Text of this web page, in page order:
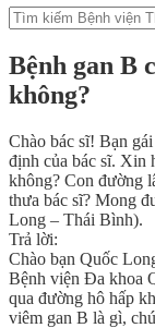
Bệnh gan B
không?
Chào bác sĩ! Bạn
định của bác sĩ. Xin
không? Con đường
thưa bác sĩ? Mong
Long – Thái Bình).
Trả lời:
Chào bạn Quốc
Bệnh viện Đa khoa
qua đường hô hấp
viêm gan B là gì,